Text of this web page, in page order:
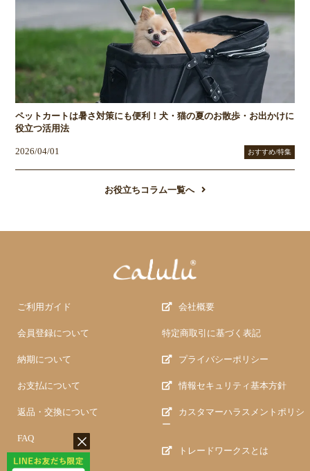
ペットカートは暑さ対策にも便利！犬・猫の夏のお散歩・お出かけに
役立つ活用法
2026/04/01 おすすめ/特集
お役立ちコラム一覧へ
ご利用ガイド
会員登録について
納期について
お支払について
返品・交換について
FAQ
会社概要
特定商取引に基づく表記
プライバシーポリシー
情報セキュリティ基本方針
カスタマーハラスメントポリシ
ー
トレードワークスとは